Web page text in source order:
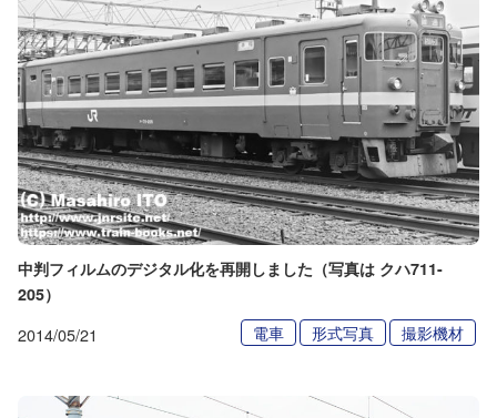
中判フィルムのデジタル化を再開しました（写真は クハ711-
205）
2014/05/21 電車 形式写真 撮影機材